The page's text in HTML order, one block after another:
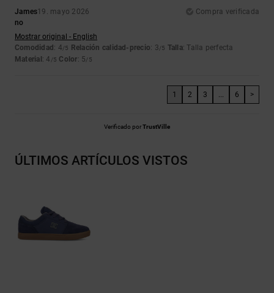
James19. mayo 2026
Compra verificada
no
Mostrar original - English
Comodidad : 4/5 Relación calidad-precio: 3/5 Talla: Talla perfecta
Material : 4 /5 Color: 5/5
1 2 3 ... 6 >
Verificado porTrustVille
ÚLTIMOS ARTÍCULOS VISTOS